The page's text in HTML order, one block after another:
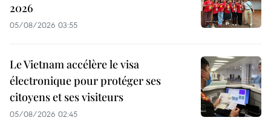
2026
05/08/2026 03:55
Le Vietnam accélère le visa
électronique pour protéger ses
citoyens et ses visiteurs
05/08/2026 02:45